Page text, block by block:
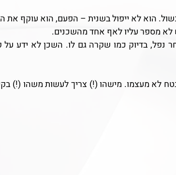
הוא לא ייפול בשנית – הפעם, הוא עוקף את
לא מספר עליו לאף אחד מהשכנים.